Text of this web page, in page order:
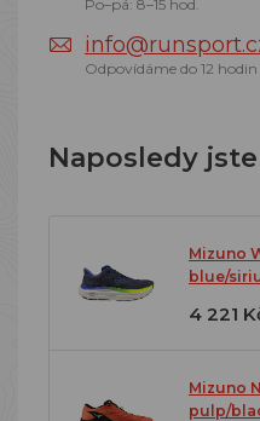
Po–pá: 8–15 hod.
Odpovídáme do 12 hodin
Naposledy
Mizuno
blue/
4 221
Mizuno
pulp/